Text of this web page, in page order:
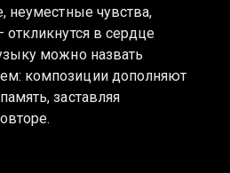
неуместные чувства,
откликнутся в сердце
можно назвать
композиции дополняют
заставляя